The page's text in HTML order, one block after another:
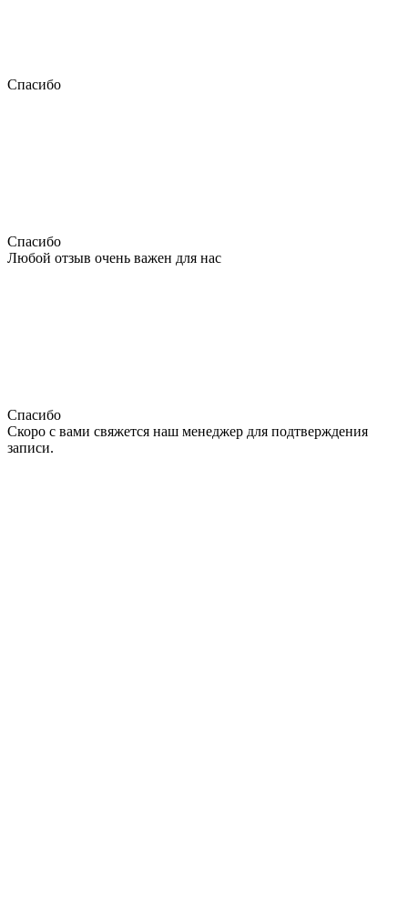
Спасибо
Спасибо
Любой отзыв очень важен для нас
Спасибо
Скоро с вами свяжется наш менеджер для подтверждения
записи.